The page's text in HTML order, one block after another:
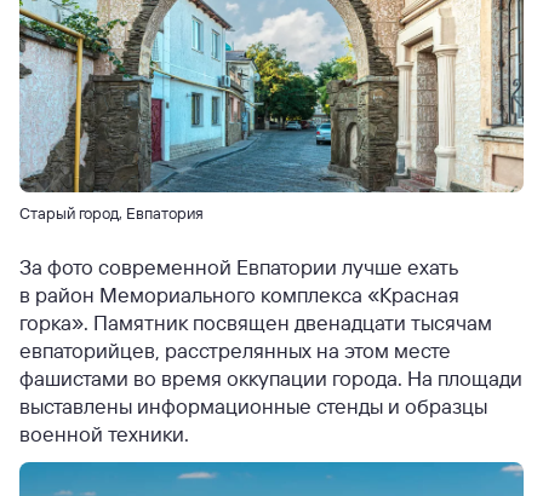
Старый город, Евпатория
За фото современной Евпатории лучше ехать
в район Мемориального комплекса «Красная
горка». Памятник посвящен двенадцати тысячам
евпаторийцев, расстрелянных на этом месте
фашистами во время оккупации города. На площади
выставлены информационные стенды и образцы
военной техники.